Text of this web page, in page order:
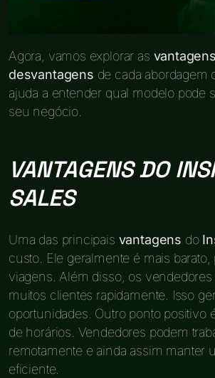
Agora, vamos explorar as vantagens
desvantagens de cada abordagem
ajuda a entender qual modelo pode
seu negócio.
VANTAGENS DO
SALES
Uma das principais vantagens do
custo. Ele geralmente é mais
viagens. Além disso, os
muitos clientes rapidamente. Isso
oportunidades. Outro ponto positivo
de horários. Vendedores podem
remotamente e ainda assim manter
eficiente.